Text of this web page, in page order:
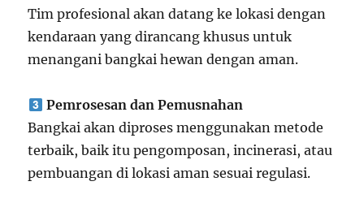
Tim profesional akan datang ke lokasi dengan
kendaraan yang dirancang khusus untuk
menangani bangkai hewan dengan aman.
Pemrosesan dan Pemusnahan
Bangkai akan diproses menggunakan metode
terbaik, baik itu pengomposan, incinerasi, atau
pembuangan di lokasi aman sesuai regulasi.